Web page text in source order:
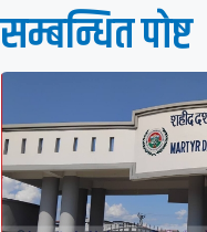
सम्बन्धित पाेष्ट